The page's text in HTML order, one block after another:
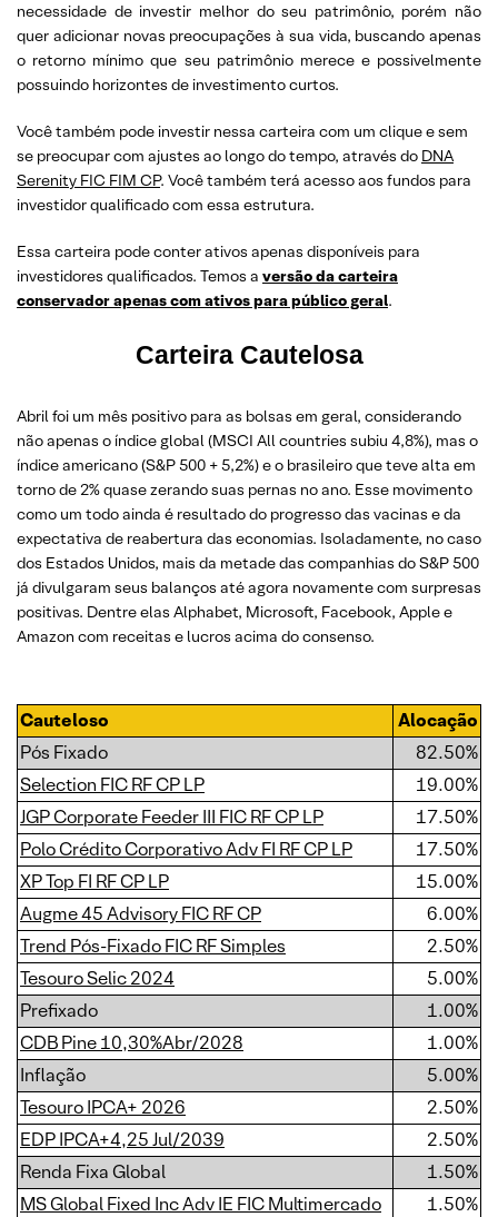
necessidade de investir melhor do seu patrimônio, porém não
quer adicionar novas preocupações à sua vida, buscando apenas
o retorno mínimo que seu patrimônio merece e possivelmente
possuindo horizontes de investimento curtos.
Você também pode investir nessa carteira com um clique e sem
se preocupar com ajustes ao longo do tempo, através do DNA
Serenity FIC FIM CP. Você também terá acesso aos fundos para
investidor qualificado com essa estrutura.
Essa carteira pode conter ativos apenas disponíveis para
investidores qualificados. Temos a versão da carteira
conservador apenas com ativos para público geral.
Carteira Cautelosa
Abril foi um mês positivo para as bolsas em geral, considerando
não apenas o índice global (MSCI All countries subiu 4,8%), mas o
índice americano (S&P 500 + 5,2%) e o brasileiro que teve alta em
torno de 2% quase zerando suas pernas no ano. Esse movimento
como um todo ainda é resultado do progresso das vacinas e da
expectativa de reabertura das economias. Isoladamente, no caso
dos Estados Unidos, mais da metade das companhias do S&P 500
já divulgaram seus balanços até agora novamente com surpresas
positivas. Dentre elas Alphabet, Microsoft, Facebook, Apple e
Amazon com receitas e lucros acima do consenso.
Cauteloso
Alocação
Pós Fixado
82.50%
Selection FIC RF CP LP
19.00%
JGP Corporate Feeder III FIC RF CP LP
17.50%
Polo Crédito Corporativo Adv FI RF CP LP
17.50%
XP Top FI RF CP LP
15.00%
Augme 45 Advisory FIC RF CP
6.00%
Trend Pós-Fixado FIC RF Simples
2.50%
Tesouro Selic 2024
5.00%
Prefixado
1.00%
CDB Pine 10,30%Abr/2028
1.00%
Inflação
5.00%
Tesouro IPCA+ 2026
2.50%
EDP IPCA+4,25 Jul/2039
2.50%
Renda Fixa Global
1.50%
MS Global Fixed Inc Adv IE FIC Multimercado
1.50%